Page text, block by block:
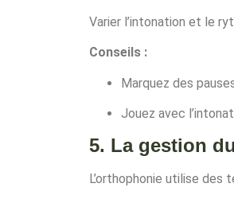
Varier l’intonation et le
Conseils :
Marquez des
Jouez avec
5. La gestion
L’orthophonie utilise